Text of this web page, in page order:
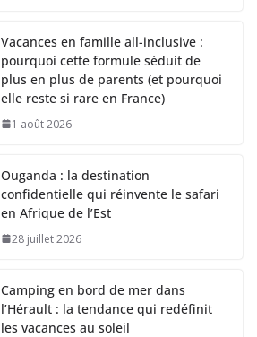
Vacances en famille all-inclusive :
pourquoi cette formule séduit de
plus en plus de parents (et pourquoi
elle reste si rare en France)
1 août 2026
Ouganda : la destination
confidentielle qui réinvente le safari
en Afrique de l’Est
28 juillet 2026
Camping en bord de mer dans
l’Hérault : la tendance qui redéfinit
les vacances au soleil